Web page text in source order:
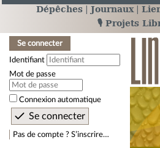
Dépêches Journaux
🎙️ Projets
Se connecter
Identifiant
Mot de passe
Connexion automatique
Pas de compte ? S’inscrire…